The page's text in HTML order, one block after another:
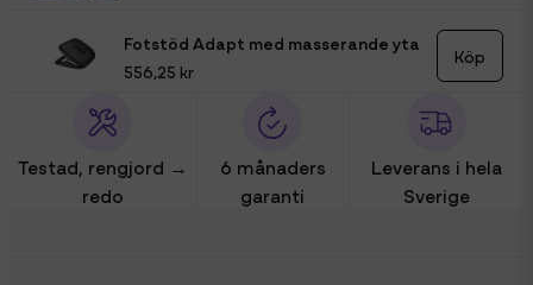
Fotstöd Adapt med masserande yta
556,25 kr
Köp
Testad, rengjord →
redo
6 månaders
garanti
Leverans i hela
Sverige